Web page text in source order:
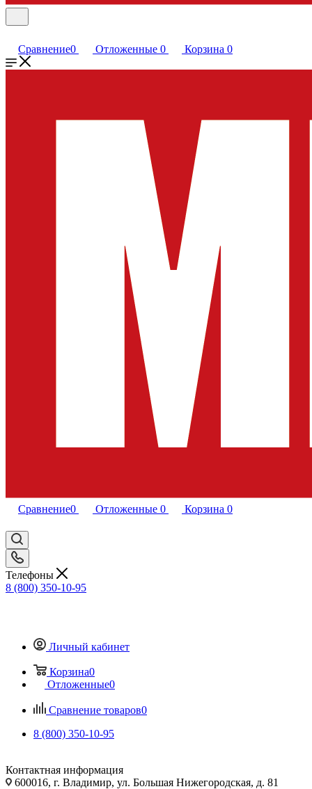
Сравнение0 Отложенные 0 Корзина 0
Сравнение0 Отложенные 0 Корзина 0
Телефоны
8 (800) 350-10-95
Личный кабинет
Корзина0
Отложенные0
Сравнение товаров0
8 (800) 350-10-95
Контактная информация
600016, г. Владимир, ул. Большая Нижегородская, д. 81